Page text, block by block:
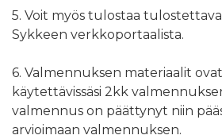
5. Voit myös tulostaa
Sykkeen verkkoportaalista.
6. Valmennuksen materiaalit
käytettävissäsi 2kk
valmennus on päättynyt niin
arvioimaan valmennuksen.